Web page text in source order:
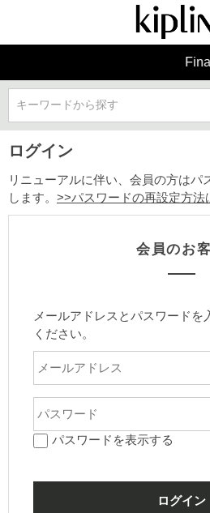
Final
キーワードから探す
ログイン
リニューアルに伴い、会員の方はパ
します。 >>パスワードの再設定方法
会員のお
メールアドレスとパスワードを
ください。
パスワードを表示する